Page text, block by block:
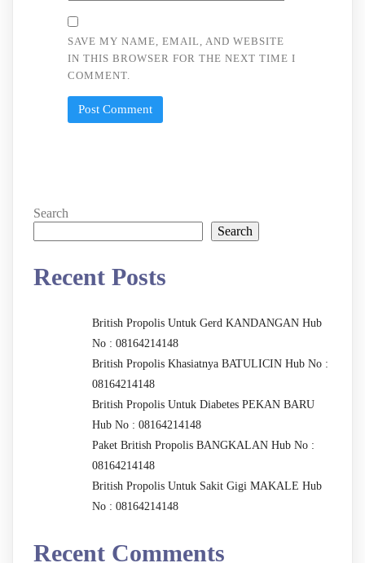
SAVE MY NAME, EMAIL, AND WEBSITE
IN THIS BROWSER FOR THE NEXT TIME I
COMMENT.
Search
Search
Recent Posts
British Propolis Untuk Gerd KANDANGAN Hub
No : 08164214148
British Propolis Khasiatnya BATULICIN Hub No :
08164214148
British Propolis Untuk Diabetes PEKAN BARU
Hub No : 08164214148
Paket British Propolis BANGKALAN Hub No :
08164214148
British Propolis Untuk Sakit Gigi MAKALE Hub
No : 08164214148
Recent Comments